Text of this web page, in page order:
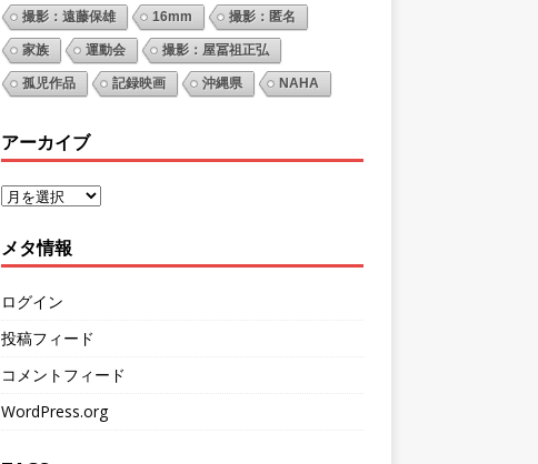
撮影：遠藤保雄 16mm 撮影：匿名
家族 運動会 撮影：屋冨祖正弘
孤児作品 記録映画 沖縄県 NAHA
アーカイブ
メタ情報
ログイン
投稿フィード
コメントフィード
WordPress.org